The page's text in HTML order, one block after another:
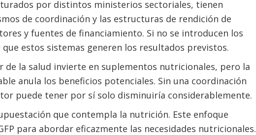
por distintos ministerios sectoriales, tienen
de coordinación y las estructuras de rendición de
y fuentes de financiamiento. Si no se introducen los
estos sistemas generen los resultados previstos.
de la salud invierte en suplementos nutricionales, pero la
anula los beneficios potenciales. Sin una coordinación
puede tener por sí solo disminuiría considerablemente.
que contempla la nutrición. Este enfoque
para abordar eficazmente las necesidades nutricionales.